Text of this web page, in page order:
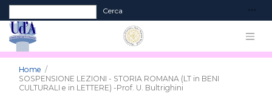
Form di ricerca
Cerca
Home
SOSPENSIONE LEZIONI - STORIA ROMANA (LT in BENI
CULTURALI e in LETTERE) -Prof. U. Bultrighini